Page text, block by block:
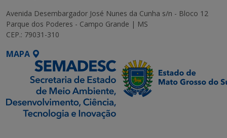
Avenida Desembargador José Nunes da Cunha s/n - Bloco 12
Parque dos Poderes - Campo Grande | MS
CEP.: 79031-310
MAPA